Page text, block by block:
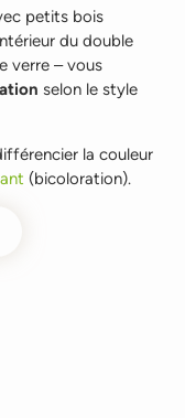
petits bois
du double
verre – vous
selon le style
la couleur
(bicoloration).